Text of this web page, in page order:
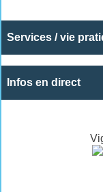
Services / vie
Infos en direct